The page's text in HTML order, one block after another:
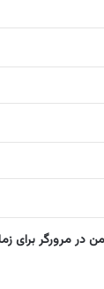
در مرورگر برای